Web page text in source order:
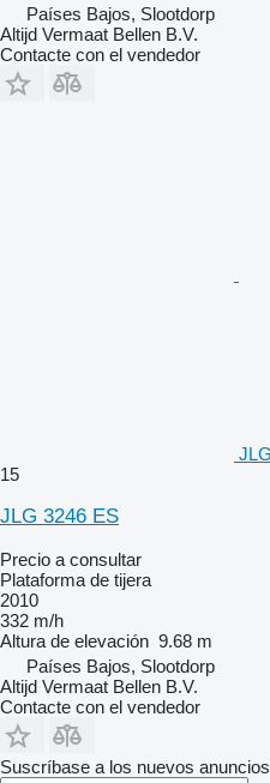
Países Bajos, Slootdorp
Altijd Vermaat Bellen B.V.
Contacte con el vendedor
15
JLG 3246 ES
Precio a consultar
Plataforma de tijera
2010
332 m/h
Altura de elevación 9.68 m
Países Bajos, Slootdorp
Altijd Vermaat Bellen B.V.
Contacte con el vendedor
Suscríbase a los nuevos